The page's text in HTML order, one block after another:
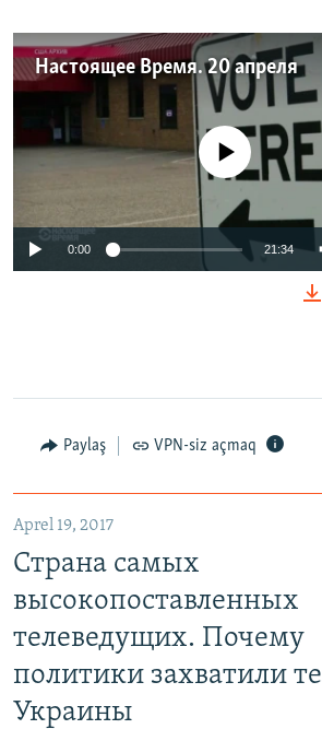
Настоящее Время. 20 апреля
No media source currently
0:00 21:34
Paylaş VPN-siz açmaq
Aprel 19, 2017
Страна самых
высокопоставленных
телеведущих. Почему
политики захватили
Украины